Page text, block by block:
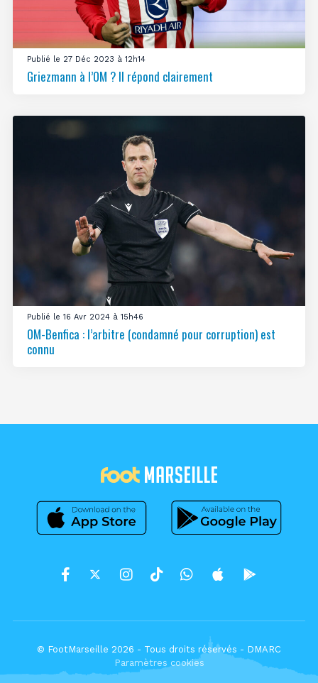
Publié le 27 Déc 2023 à 12h14
Griezmann à l’OM ? Il répond clairement
Publié le 16 Avr 2024 à 15h46
OM-Benfica : l’arbitre (condamné pour corruption) est
connu
© FootMarseille 2026 - Tous droits réservés - DMARC
Paramètres cookies